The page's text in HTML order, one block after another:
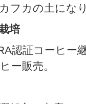
フカの土にな
培
認証コーヒー
ー販売。